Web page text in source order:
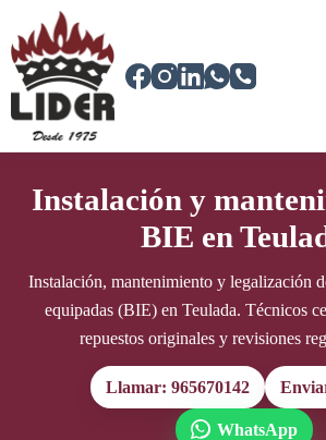
contenido
Instalación y
BIE en
Instalación, mantenimiento y legalización
equipadas (BIE) en Teulada. Técnicos
repuestos originales y revisiones
Llamar: 965670142
WhatsApp